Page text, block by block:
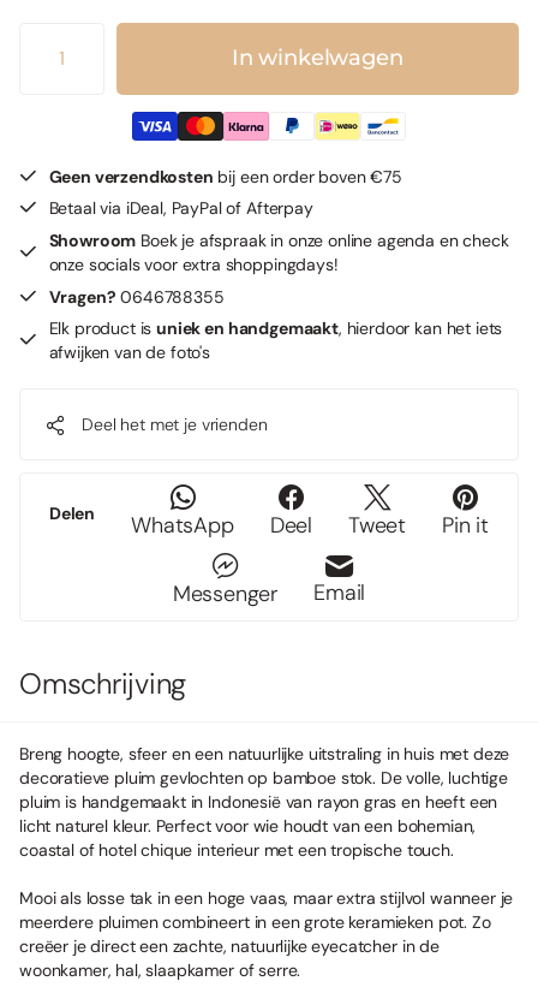
In winkelwagen
Geen verzendkosten bij een order boven €75
Betaal via iDeal, PayPal of Afterpay
Showroom Boek je afspraak in onze online agenda en check
onze socials voor extra shoppingdays!
Vragen? 0646788355
Elk product isuniek en handgemaakt, hierdoor kan het iets
afwijken van de foto's
Deel het met je vrienden
Delen WhatsApp Deel Tweet Pin it
Messenger Email
Omschrijving
Breng hoogte, sfeer en een natuurlijke uitstraling in huis met deze
decoratieve pluim gevlochten op bamboe stok. De volle, luchtige
pluim is handgemaakt in Indonesië van rayon gras en heeft een
licht naturel kleur. Perfect voor wie houdt van een bohemian,
coastal of hotel chique interieur met een tropische touch.
Mooi als losse tak in een hoge vaas, maar extra stijlvol wanneer je
meerdere pluimen combineert in een grote keramieken pot. Zo
creëer je direct een zachte, natuurlijke eyecatcher in de
woonkamer, hal, slaapkamer of serre.